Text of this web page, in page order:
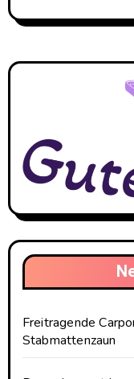
Freitragende
Stabmattenzaun